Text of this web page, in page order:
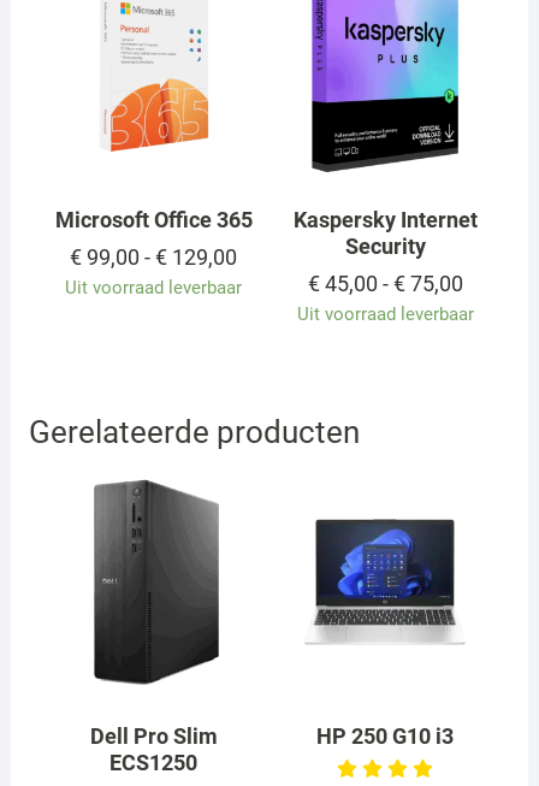
Microsoft Office 365
€ 99,00 - € 129,00
tot
€ 129,00
Uit voorraad leverbaar
Kaspersky Internet
Security
€45,00 - €75,00
tot
Uit voorraad leverbaar
Gerelateerde producten
Dell Pro Slim
ECS1250
HP 250 G10 i3